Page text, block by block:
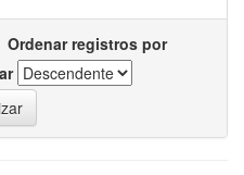
Ordenar registros por